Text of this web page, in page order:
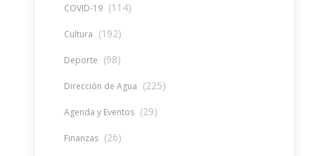
COVID-19 (114)
Cultura (192)
Deporte (98)
Dirección de Agua (225)
Agenda y Eventos (29)
Finanzas (26)